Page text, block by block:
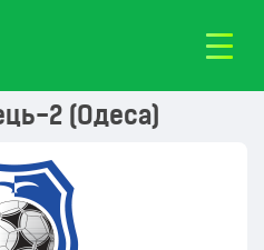
2 (Одеса)